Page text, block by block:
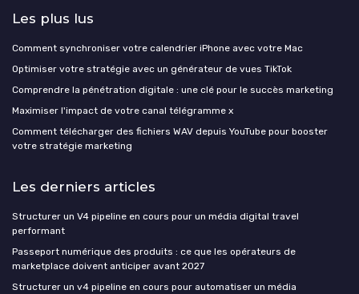
Les plus lus
Comment synchroniser votre calendrier iPhone avec votre Mac
Optimiser votre stratégie avec un générateur de vues TikTok
Comprendre la pénétration digitale : une clé pour le succès marketing
Maximiser l'impact de votre canal télégramme x
Comment télécharger des fichiers WAV depuis YouTube pour booster
votre stratégie marketing
Les derniers articles
Structurer un V4 pipeline en cours pour un média digital travel
performant
Passeport numérique des produits : ce que les opérateurs de
marketplace doivent anticiper avant 2027
Structurer un v4 pipeline en cours pour automatiser un média